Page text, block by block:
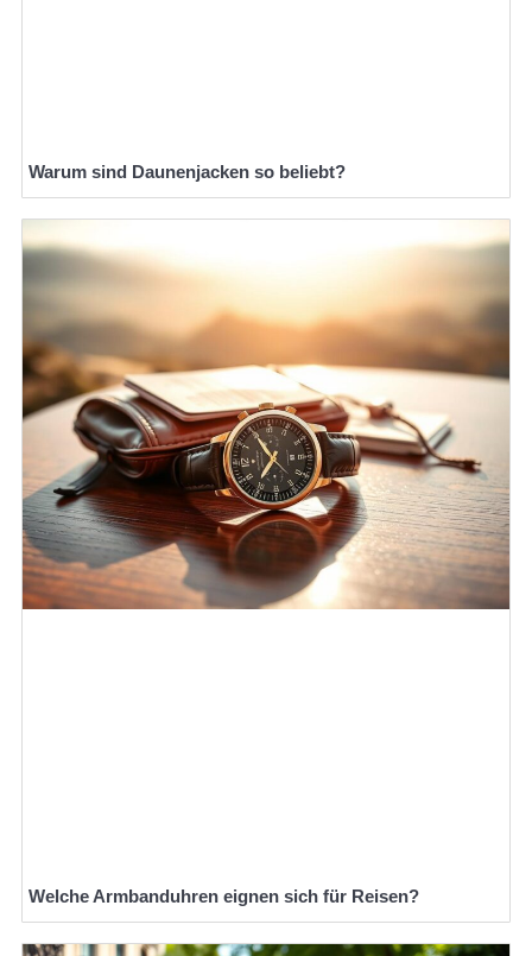
Warum sind Daunenjacken so beliebt?
Welche Armbanduhren eignen sich für Reisen?